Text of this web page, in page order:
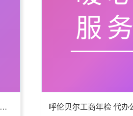
公司注册 年检 呼伦贝尔工商代办更专业
服务